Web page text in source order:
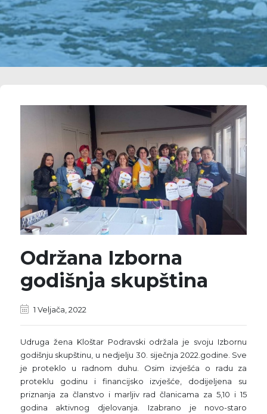
Održana Izborna
godišnja skupština
1 Veljača, 2022
Udruga žena Kloštar Podravski održala je svoju Izbornu
godišnju skupštinu, u nedjelju 30. siječnja 2022.godine. Sve
je proteklo u radnom duhu. Osim izvješća o radu za
proteklu godinu i financijsko izvješće, dodijeljena su
priznanja za članstvo i marljiv rad članicama za 5,10 i 15
godina aktivnog djelovanja. Izabrano je novo-staro